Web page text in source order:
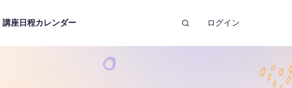
講座日程カレンダー ログイン